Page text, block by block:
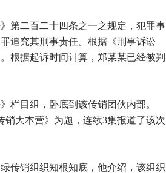
第二百二十四条之一之规定，犯罪事
追究其刑事责任。根据《刑事诉讼
根据起诉时间计算，郑某某已经被判
栏目组，卧底到该传销团伙内部。
销大本营》为题，连续3集报道了该次
传销组织知根知底，他介绍，该组织